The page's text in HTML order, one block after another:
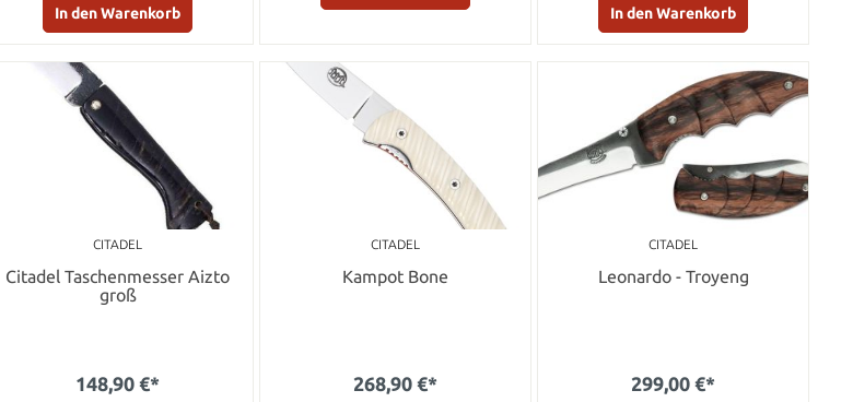
In den Warenkorb In den Warenkorb
CITADEL
Citadel Taschenmesser Aizto
groß
148,90 €*
CITADEL
Kampot Bone
268,90 €*
CITADEL
Leonardo - Troyeng
299,00 €*